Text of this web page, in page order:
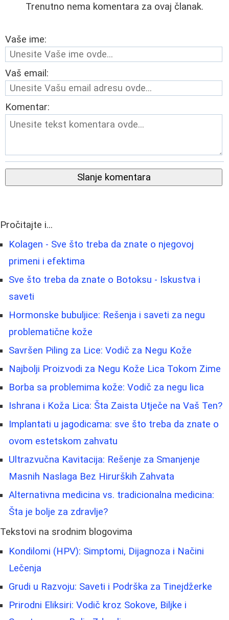
Trenutno nema komentara za ovaj članak.
Vaše ime:
Vaš email:
Komentar:
Slanje komentara
Pročitajte i...
Kolagen - Sve što treba da znate o njegovoj
primeni i efektima
Sve što treba da znate o Botoksu - Iskustva i
saveti
Hormonske bubuljice: Rešenja i saveti za negu
problematične kože
Savršen Piling za Lice: Vodič za Negu Kože
Najbolji Proizvodi za Negu Kože Lica Tokom Zime
Borba sa problemima kože: Vodič za negu lica
Ishrana i Koža Lica: Šta Zaista Utječe na Vaš Ten?
Implantati u jagodicama: sve što treba da znate o
ovom estetskom zahvatu
Ultrazvučna Kavitacija: Rešenje za Smanjenje
Masnih Naslaga Bez Hirurških Zahvata
Alternativna medicina vs. tradicionalna medicina:
Šta je bolje za zdravlje?
Tekstovi na srodnim blogovima
Kondilomi (HPV): Simptomi, Dijagnoza i Načini
Lečenja
Grudi u Razvoju: Saveti i Podrška za Tinejdžerke
Prirodni Eliksiri: Vodič kroz Sokove, Biljke i